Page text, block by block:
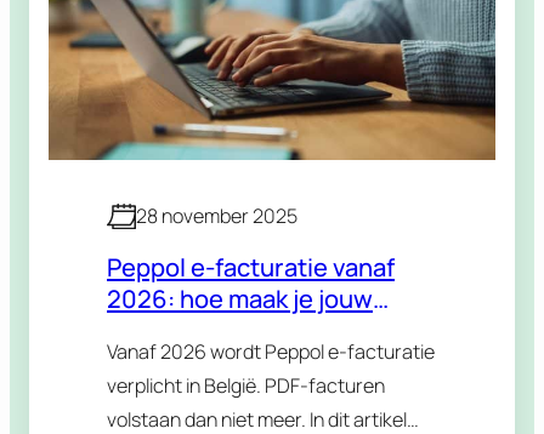
28 november 2025
Peppol e-facturatie vanaf
2026: hoe maak je jouw
Vanaf 2026 wordt Peppol e-facturatie
verplicht in België. PDF-facturen
volstaan dan niet meer. In dit artikel